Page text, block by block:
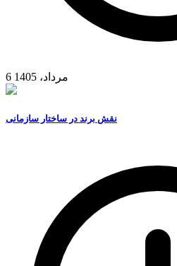
6 مرداد، 1405
نقش برند در ساختار سازمانی